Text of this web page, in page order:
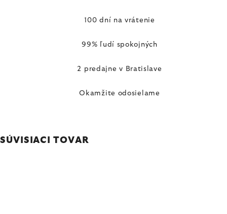
100 dní na vrátenie
99% ľudí spokojných
2 predajne v Bratislave
Okamžite odosielame
SÚVISIACI TOVAR